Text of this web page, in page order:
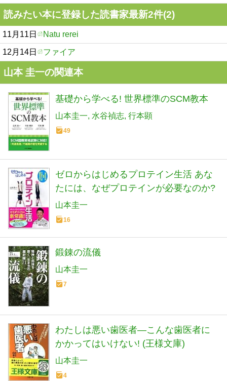
読みたい本に登録した読書家最新2件(2)
11月11日 Natu rerei
12月14日 ファイア
山本 圭一の関連本
基礎から学べる! 世界標準のSCM教本
山本圭一 水谷禎志 行本顕
49
ゼロからはじめるプロテイン生活 あな
たには、なぜプロテインが必要なのか?
山本圭一
16
鍛錬の流儀
山本圭一
7
わたしは悪い歯医者―こんな歯医者に
かかってはいけない! (王様文庫)
山本圭一
4